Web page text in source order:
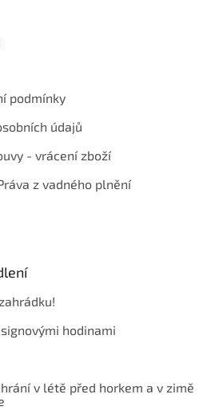
podmínky
údajů
- vrácení zboží
z vadného plnění
hodinami
v létě před horkem a v zimě